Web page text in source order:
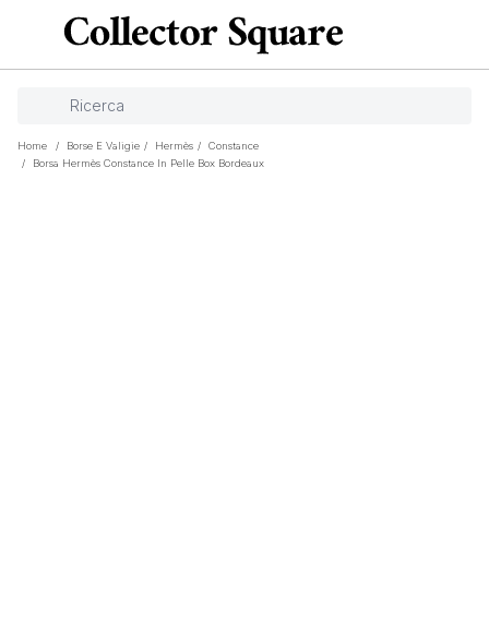
Home / Borse E Valigie / Hermès /
Constance
/
Borsa Hermès Constance In Pelle Box Bordeaux